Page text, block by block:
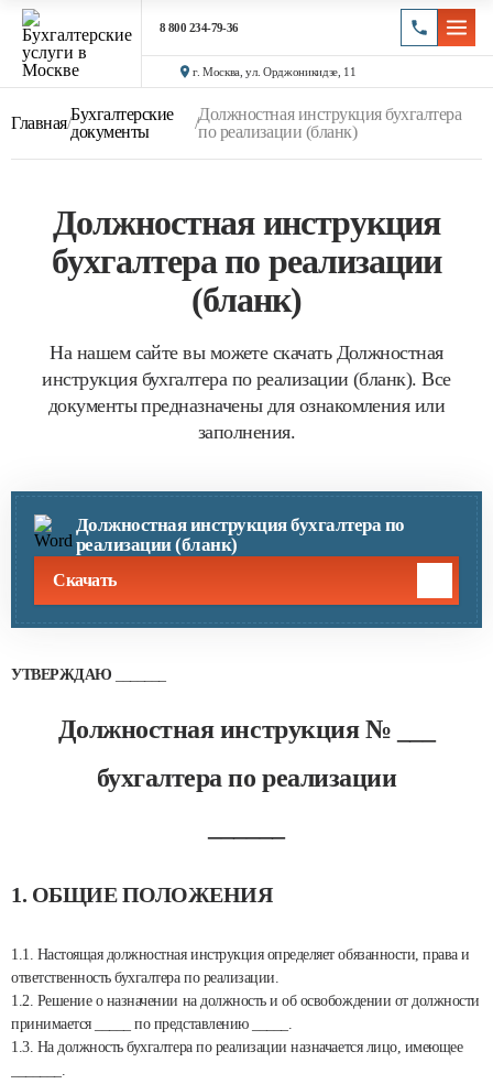
8 800 234-79-36
г. Москва, ул. Орджоникидзе, 11
Главная/Бухгалтерские
документы
/Должностная инструкция бухгалтера
по реализации (бланк)
Должностная инструкция
бухгалтера по реализации
(бланк)
На нашем сайте вы можете скачать Должностная
инструкция бухгалтера по реализации (бланк). Все
документы предназначены для ознакомления или
заполнения.
Должностная инструкция бухгалтера по
реализации (бланк)
Скачать
УТВЕРЖДАЮ
Должностная инструкция № ___
бухгалтера по реализации
1. ОБЩИЕ ПОЛОЖЕНИЯ
1.1. Настоящая должностная инструкция определяет обязанности, права и
ответственность бухгалтера по реализации.
1.2. Решение о назначении на должность и об освобождении от должности
принимается _____ по представлению _____.
1.3. На должность бухгалтера по реализации назначается лицо, имеющее
_______.